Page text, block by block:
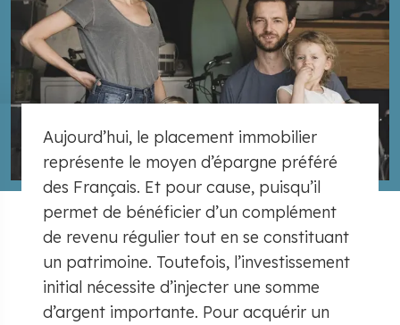
Aujourd’hui, le placement immobilier
représente le moyen d’épargne préféré
des Français. Et pour cause, puisqu’il
permet de bénéficier d’un complément
de revenu régulier tout en se constituant
un patrimoine. Toutefois, l’investissement
initial nécessite d’injecter une somme
d’argent importante. Pour acquérir un